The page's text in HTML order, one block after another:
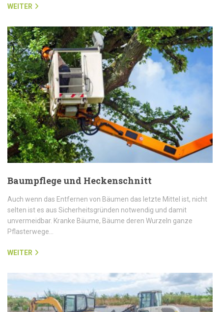
WEITER
Baumpflege und Heckenschnitt
Auch wenn das Entfernen von Bäumen das letzte Mittel ist, nicht
selten ist es aus Sicherheitsgründen notwendig und damit
unvermeidbar. Kranke Bäume, Bäume deren Wurzeln ganze
Pflasterwege…
WEITER